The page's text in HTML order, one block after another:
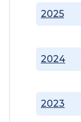
2023
2024
2025